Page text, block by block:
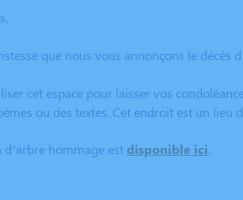
que nous vous annonçons le
cet espace pour laisser vos
ou des textes. Cet endroit est un
hommage estdisponible ici.